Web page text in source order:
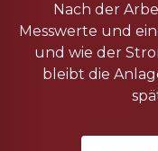
Nach der
Messwerte und
und wie der
bleibt die